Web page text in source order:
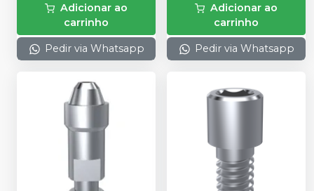
Adicionar ao
carrinho
Pedir via Whatsapp
Adicionar ao
carrinho
Pedir via Whatsapp